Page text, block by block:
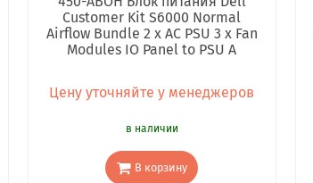
Customer Kit S6000 Normal
Airflow Bundle 2 x AC PSU 3 x Fan
Modules IO Panel to PSU A
Цену уточняйте у менеджеров
в наличии
В корзину